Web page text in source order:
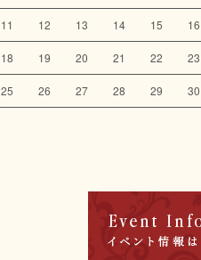
11 12 13 14 15 16
18 19 20 21 22 23
25 26 27 28 29 30